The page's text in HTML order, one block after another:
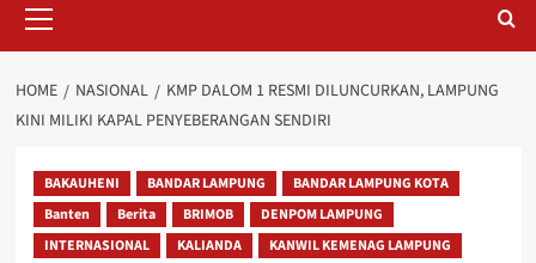
Menu
HOME NASIONAL
KMP DALOM 1 RESMI DILUNCURKAN, LAMPUNG
KINI MILIKI KAPAL PENYEBERANGAN SENDIRI
BAKAUHENI BANDAR LAMPUNG
BANDAR LAMPUNG KOTA
Banten
Berita BRIMOB
DENPOM LAMPUNG
INTERNASIONAL
KALIANDA
KANWIL KEMENAG LAMPUNG